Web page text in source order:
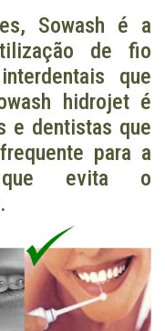
Sowash é a
de fio
que
hidrojet é
e dentistas que
para a
que evita o